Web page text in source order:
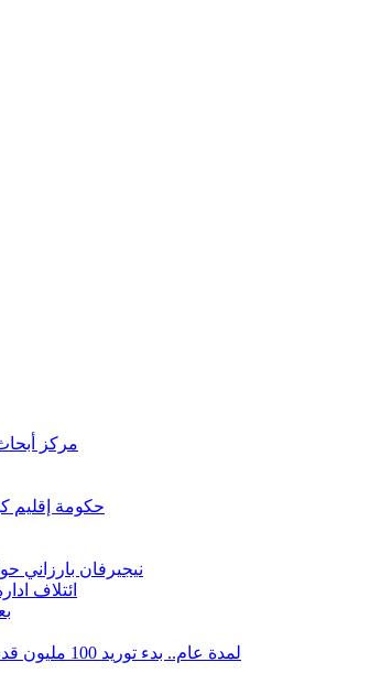
مركز
حكومة إقليم
نيجيرفان بارزاني
ائتلاف
لمدة عام.. بدء توريد 100 مليون قدم مكعب يومياً من غاز كورمور في إقليم كوردستان إلى وزارة الكهرباء العراقية